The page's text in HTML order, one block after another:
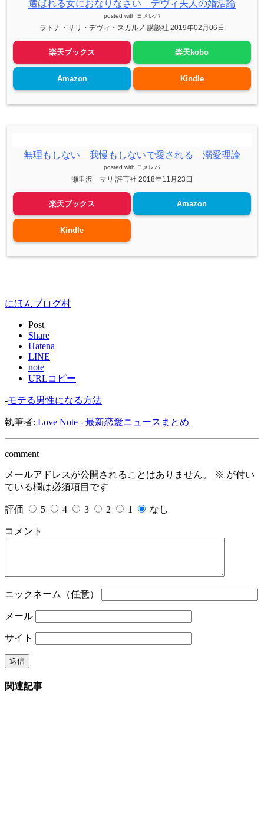
選ばれる女におなりなさい デヴィ夫人の婚活論
posted with ヨメレバ
ラトナ・サリ・デヴィ・スカルノ 講談社 2019年02月06日
楽天ブックス 楽天kobo
Amazon Kindle
無理もしない 我慢もしないで愛される 溺愛理論
posted with ヨメレバ
瀬里沢 マリ 評言社 2018年11月23日
楽天ブックス Amazon
Kindle
にほんブログ村
Post
Share
Hatena
LINE
note
URLコピー
-モテる男性になる方法
執筆者: Love Note - 最新恋愛ニュースまとめ
comment
メールアドレスが公開されることはありません。 ※ が付い
ている欄は必須項目です
評価 5 4 3 2 1 なし
コメント
ニックネーム（任意）
メール
サイト
関連記事